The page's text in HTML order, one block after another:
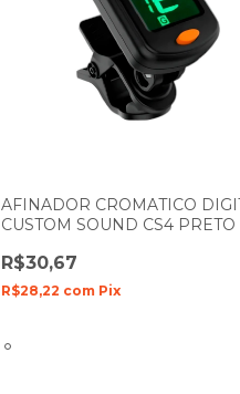
AFINADOR CROMATICO
CUSTOM SOUND CS4 PRETO
R$30,67
R$28,22 com Pix